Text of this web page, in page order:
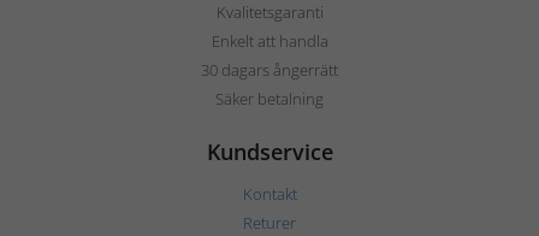
Kvalitetsgaranti
Enkelt att handla
30 dagars ångerrätt
Säker betalning
Kundservice
Kontakt
Returer